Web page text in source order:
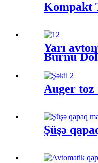
Kompakt
Yarı
Burnu
Auger toz
Şüşə